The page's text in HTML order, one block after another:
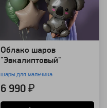
Облако шаров
"Эвкалиптовый"
шары для мальчика
6 990 ₽